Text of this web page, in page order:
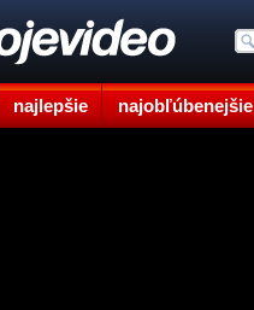
najlepšie najobľúbenejšie